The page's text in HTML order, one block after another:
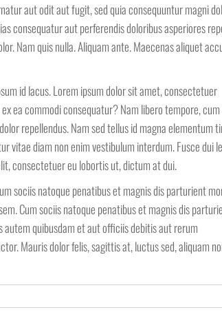
aut odit aut fugit, sed quia consequuntur magni
consequatur aut perferendis doloribus asperiores
Nam quis nulla. Aliquam ante. Maecenas aliquet
id lacus. Lorem ipsum dolor sit amet, consectetuer
ea commodi consequatur? Nam libero tempore,
repellendus. Nam sed tellus id magna elementum
vitae diam non enim vestibulum interdum. Fusce dui
consectetuer eu lobortis ut, dictum at dui.
sociis natoque penatibus et magnis dis parturient
Cum sociis natoque penatibus et magnis dis
autem quibusdam et aut officiis debitis aut rerum
Mauris dolor felis, sagittis at, luctus sed, aliquam